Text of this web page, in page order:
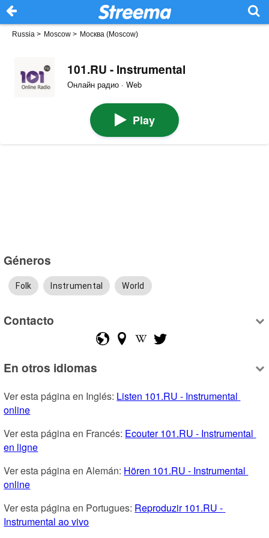
Russia > Moscow > Москва (Moscow)
101.RU - Instrumental
Онлайн радио · Web
Play
Géneros
Folk Instrumental World
Contacto
En otros idiomas
Ver esta página en Inglés: Listen 101.RU - Instrumental
online
Ver esta página en Francés: Ecouter 101.RU - Instrumental
en ligne
Ver esta página en Alemán: Hören 101.RU - Instrumental
online
Ver esta página en Portugues: Reproduzir 101.RU -
Instrumental ao vivo